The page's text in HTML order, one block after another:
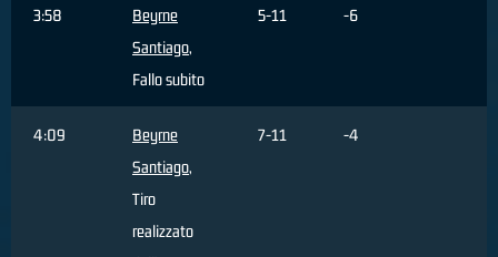
3:58
Beyrne
Santiago,
Fallo subito
5-11 -6
4:09
Beyrne
Santiago,
Tiro
realizzato
7-11 -4